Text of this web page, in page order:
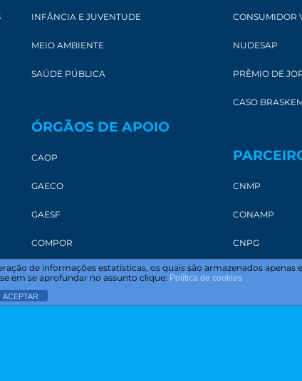
INFÂNCIA E JUVENTUDE
MEIO AMBIENTE
SAÚDE PÚBLICA
ÓRGÃOS DE APOIO
CAOP
GAECO
GAESF
COMPOR
SAJ MP
CONSUMIDOR
NUDESAP
PRÊMIO DE
CASO
CNMP
CONAMP
CNPG
AMPAL
de informações estatísticas, os quais são armazenados
em se aprofundar no assunto clique: Política de cookies
ACEPTAR